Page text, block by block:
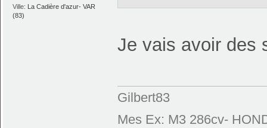
Ville:
La Cadière d'azur- VAR
(83)
Je vais avoir des
Gilbert83
Mes Ex: M3 286cv-